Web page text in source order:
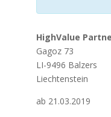
HighValue
Gagoz 73
LI-9496 Balzers
Liechtenstein
ab 21.03.2019